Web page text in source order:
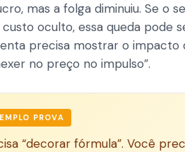
mas a folga diminuiu. Se o
oculto, essa queda pode
precisa mostrar o impacto
no preço no impulso”.
PROVA
“decorar fórmula”. Você